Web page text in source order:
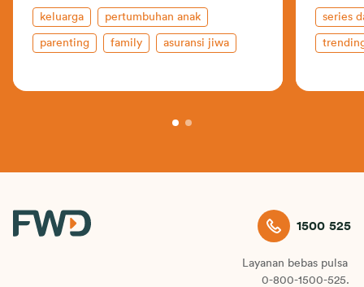
keluarga pertumbuhan anak
parenting family asuransi jiwa
series
1500 525
Layanan bebas pulsa
0-800-1500-525.